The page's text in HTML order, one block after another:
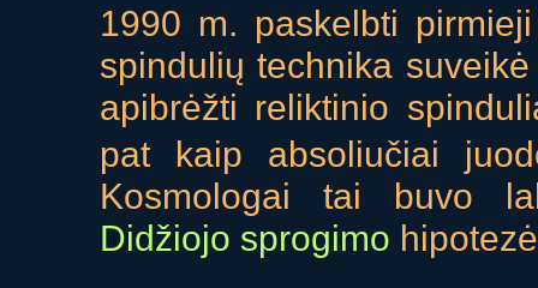
1990 m. paskelbti
spindulių technika
apibrėžti reliktinio
pat kaip absoliučiai
Kosmologai tai buvo
Didžiojo sprogimo